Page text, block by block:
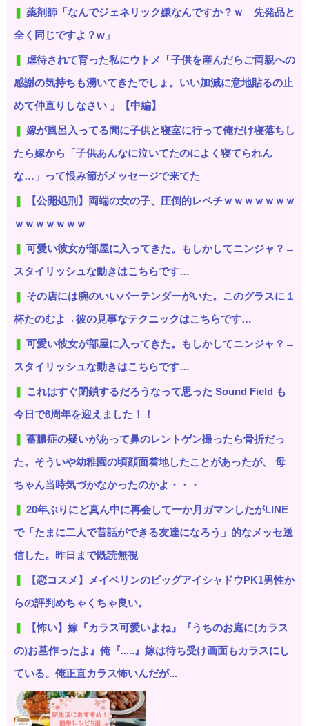
薬剤師「なんでジェネリック嫌なんですか？ｗ 先発品と
全く同じですよ？w」
虐待されて育った私にウトメ「子供を産んだらご両親への
感謝の気持ちも湧いてきたでしょ。いい加減に意地貼るの止
めて仲直りしなさい 」【中編】
嫁が風呂入ってる間に子供と寝室に行って俺だけ寝落ちし
たら嫁から「子供あんなに泣いてたのによく寝てられん
な…」って恨み節がメッセージで来てた
【公開処刑】両端の女の子、圧倒的レベチｗｗｗｗｗｗｗ
ｗｗｗｗｗｗｗ
可愛い彼女が部屋に入ってきた。もしかしてニンジャ？→
スタイリッシュな動きはこちらです…
その店には腕のいいバーテンダーがいた。このグラスに１
杯たのむよ→彼の見事なテクニックはこちらです…
可愛い彼女が部屋に入ってきた。もしかしてニンジャ？→
スタイリッシュな動きはこちらです…
これはすぐ閉鎖するだろうなって思った Sound Field も
今日で8周年を迎えました！！
蓄膿症の疑いがあって鼻のレントゲン撮ったら骨折だっ
た。そういや幼稚園の頃顔面着地したことがあったが、 母
ちゃん当時気づかなかったのかよ・・・
20年ぶりにど真ん中に再会して一か月ガマンしたがLINE
で「たまに二人で昔話ができる友達になろう」的なメッセ送
信した。昨日まで既読無視
【恋コスメ】メイベリンのビッグアイシャドウPK1男性か
らの評判めちゃくちゃ良い。
【怖い】嫁『カラス可愛いよね』『うちのお庭に(カラス
の)お墓作ったよ』俺『.....』嫁は待ち受け画面もカラスにし
ている。俺正直カラス怖いんだが...